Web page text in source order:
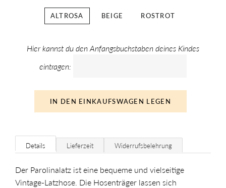
ALTROSA BEIGE ROSTROT
Hier kannst du den Anfangsbuchstaben deines Kindes
eintragen:
IN DEN EINKAUFSWAGEN LEGEN
Details Lieferzeit Widerrufsbelehrung
Der Parolinalatz ist eine bequeme und vielseitige
Vintage-Latzhose. Die Hosenträger lassen sich